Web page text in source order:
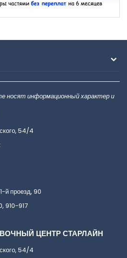
носят информационный характер и
54/4
й проезд, 90
910-917
ЦЕНТР СТАРЛАЙН
54/4